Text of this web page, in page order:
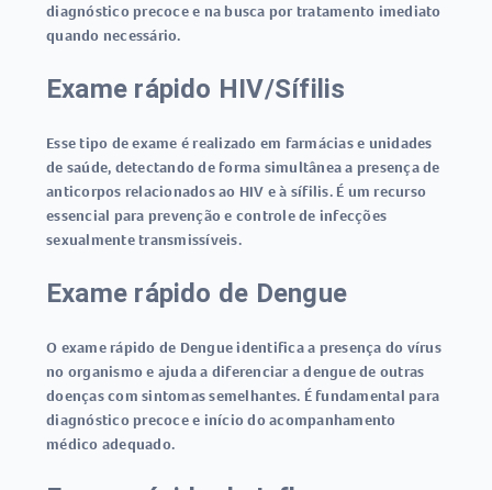
diagnóstico precoce e na busca por tratamento imediato
quando necessário.
Exame rápido HIV/Sífilis
Esse tipo de exame é realizado em farmácias e unidades
de saúde, detectando de forma simultânea a presença de
anticorpos relacionados ao HIV e à sífilis. É um recurso
essencial para prevenção e controle de infecções
sexualmente transmissíveis.
Exame rápido de Dengue
O exame rápido de Dengue identifica a presença do vírus
no organismo e ajuda a diferenciar a dengue de outras
doenças com sintomas semelhantes. É fundamental para
diagnóstico precoce e início do acompanhamento
médico adequado.